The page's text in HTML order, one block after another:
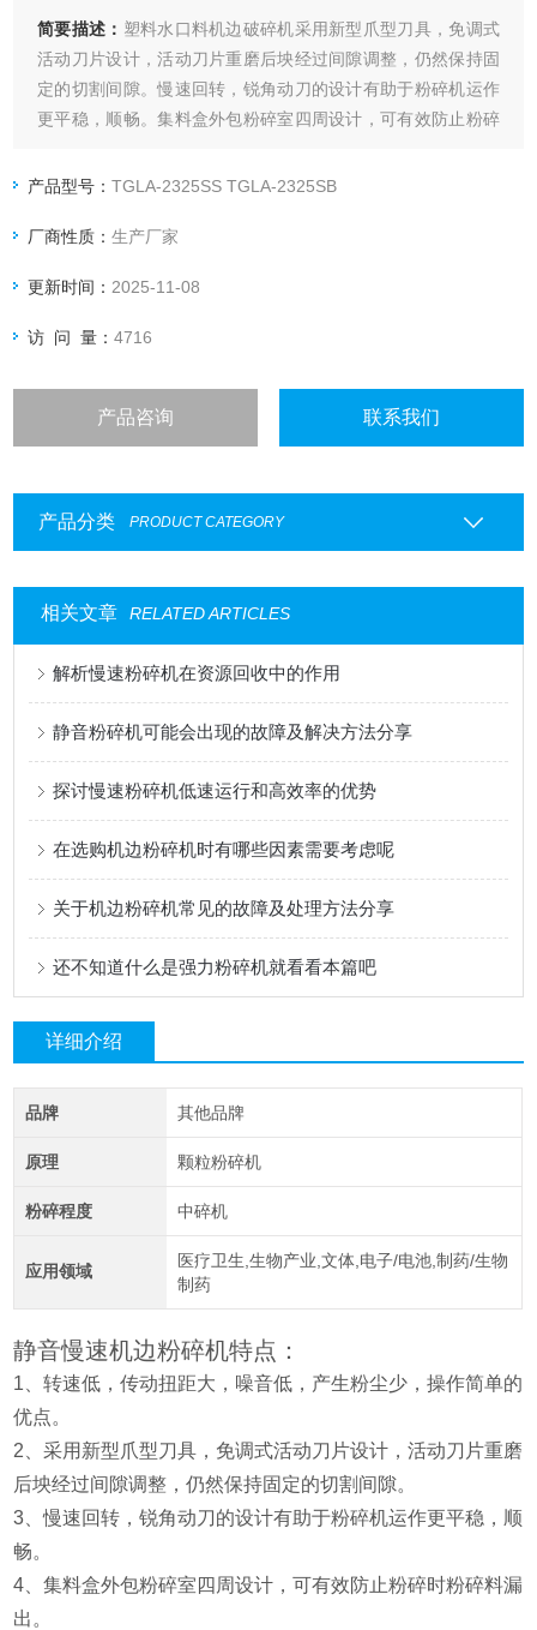
简要描述： 塑料水口料机边破碎机采用新型爪型刀具，免调式
活动刀片设计，活动刀片重磨后坱经过间隙调整，仍然保持固
定的切割间隙。慢速回转，锐角动刀的设计有助于粉碎机运作
更平稳，顺畅。集料盒外包粉碎室四周设计，可有效防止粉碎
产品型号：TGLA-2325SS TGLA-2325SB
厂商性质：生产厂家
更新时间： 2025-11-08
访 问 量：4716
产品咨询 联系我们
产品分类 PRODUCT CATEGORY
相关文章 RELATED ARTICLES
解析慢速粉碎机在资源回收中的作用
静音粉碎机可能会出现的故障及解决方法分享
探讨慢速粉碎机低速运行和高效率的优势
在选购机边粉碎机时有哪些因素需要考虑呢
关于机边粉碎机常见的故障及处理方法分享
还不知道什么是强力粉碎机就看看本篇吧
详细介绍
品牌 其他品牌
原理 颗粒粉碎机
粉碎程度 中碎机
应用领域
医疗卫生,生物产业,文体,电子/电池,制药/生物
制药
静音慢速机边粉碎机特点：
1、转速低，传动扭距大，噪音低，产生粉尘少，操作简单的
优点。
2、采用新型爪型刀具，免调式活动刀片设计，活动刀片重磨
后坱经过间隙调整，仍然保持固定的切割间隙。
3、慢速回转，锐角动刀的设计有助于粉碎机运作更平稳，顺
畅。
4、集料盒外包粉碎室四周设计，可有效防止粉碎时粉碎料漏
出。